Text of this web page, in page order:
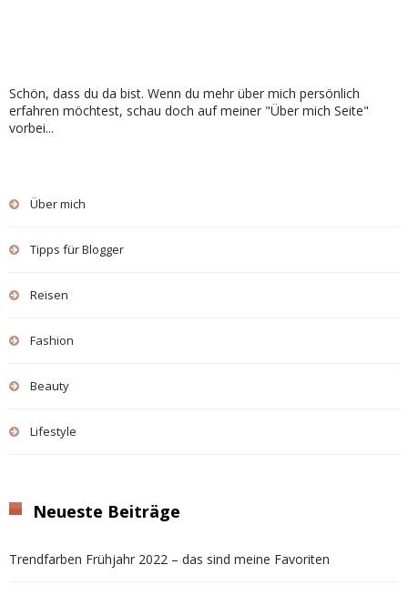
Schön, dass du da bist. Wenn du mehr über mich persönlich
erfahren möchtest, schau doch auf meiner "Über mich Seite"
vorbei...
Über mich
Tipps für Blogger
Reisen
Fashion
Beauty
Lifestyle
Neueste Beiträge
Trendfarben Frühjahr 2022 – das sind meine Favoriten